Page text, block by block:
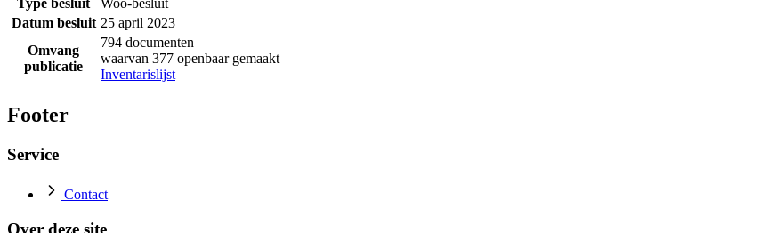
Type besluit
Woo-besluit
Datum besluit 25 april 2023
Omvang
publicatie
794 documenten
waarvan 377 openbaar gemaakt
Inventarislijst
Footer
Service
Contact
Over deze site